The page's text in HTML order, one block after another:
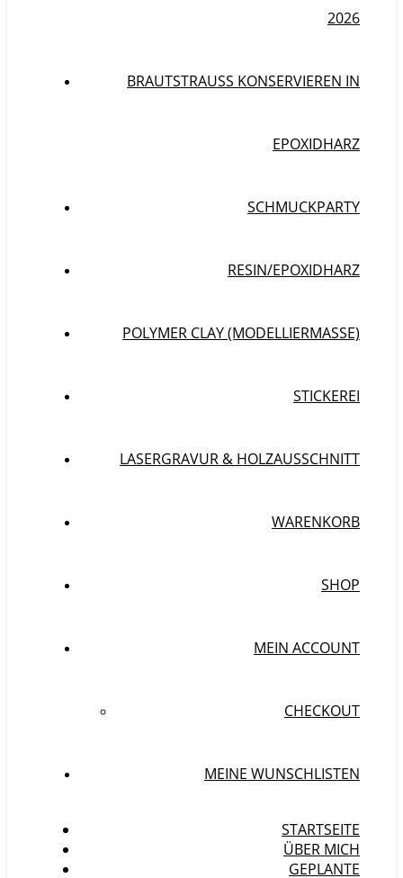
2026
BRAUTSTRAUSS KONSERVIEREN IN E
POXIDHARZ
SCHMUCKPARTY
RESIN/EPOXIDHARZ
POLYMER CLAY (MODELLIERMASSE)
STICKEREI
LASERGRAVUR & HOLZAUSSCHNITT
WARENKORB
SHOP
MEIN ACCOUNT
CHECKOUT
MEINE WUNSCHLISTEN
STARTSEITE
ÜBER MICH
GEPLANTE